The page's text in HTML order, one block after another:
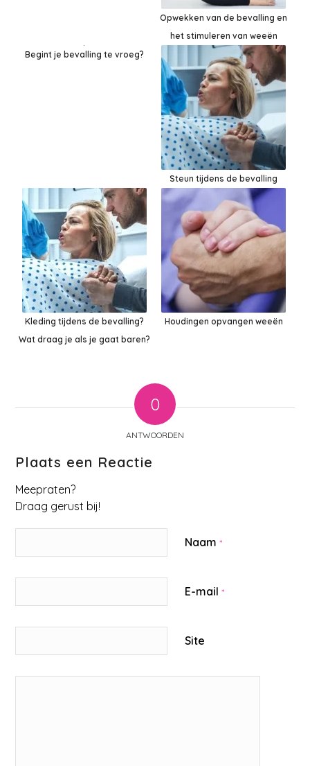
Opwekken van de bevalling en
het stimuleren van weeën
Begint je bevalling te vroeg?
Steun tijdens de bevalling
Kleding tijdens de bevalling?
Wat draag je als je gaat baren?
Houdingen opvangen weeën
0
ANTWOORDEN
Plaats een Reactie
Meepraten?
Draag gerust bij!
Naam*
E-mail*
Site